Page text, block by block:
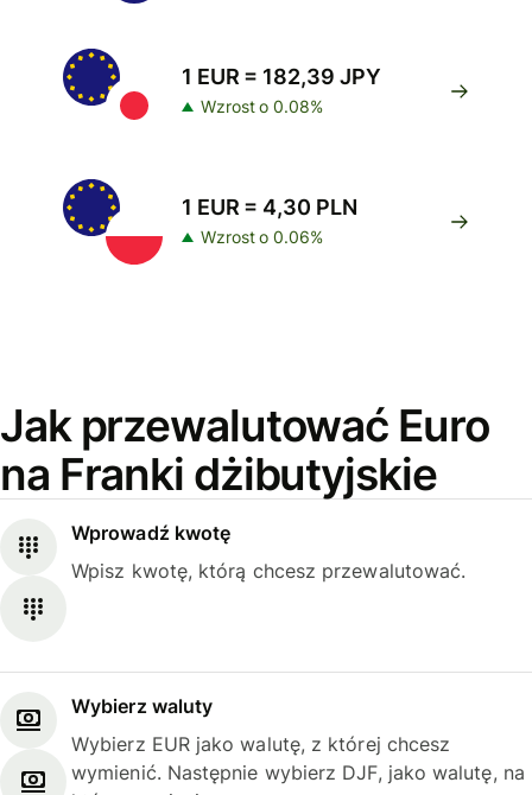
1 EUR = 182,39 JPY
Wzrost o 0.08%
1 EUR = 4,30 PLN
Wzrost o 0.06%
Jak przewalutować Euro
na Franki dżibutyjskie
Wprowadź kwotę
Wpisz kwotę, którą chcesz przewalutować.
Wybierz waluty
Wybierz EUR jako walutę, z której chcesz
wymienić. Następnie wybierz DJF, jako walutę, na